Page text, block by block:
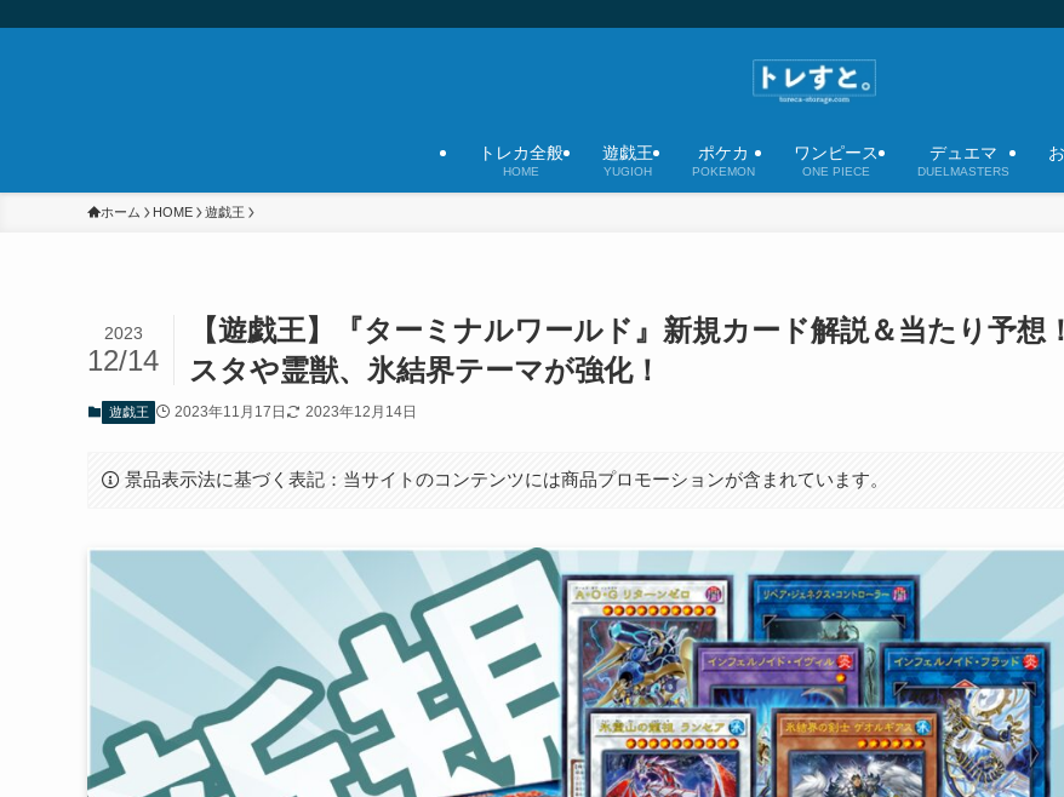
トレカ全般
HOME
遊戯王
YUGIOH
ポケカ
POKEMON
ワンピース
ONE PIECE
デュエマ
DUELMASTERS
ホーム HOME 遊戯王
【遊戯王】『ターミナルワールド』新規カード解説＆当たり予想
スタや霊獣、氷結界テーマが強化！
2023
12/14
遊戯王 2023年11月17日 2023年12月14日
景品表示法に基づく表記：当サイトのコンテンツには商品プロモーションが含まれています。